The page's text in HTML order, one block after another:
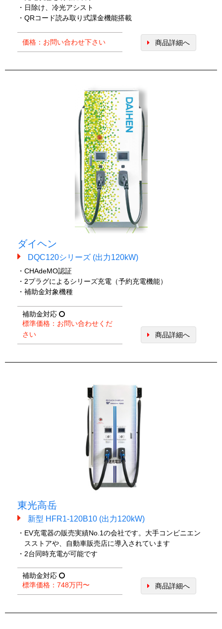
・日除け、冷光アシスト
・QRコード読み取り式課金機能搭載
価格：お問い合わせ下さい 商品詳細へ
ダイヘン
DQC120シリーズ (出力120kW)
・CHAdeMO認証
・2プラグによるシリーズ充電（予約充電機能）
・補助金対象機種
補助金対応
標準価格：お問い合わせくだ
さい
商品詳細へ
東光高岳
新型 HFR1-120B10 (出力120kW)
・EV充電器の販売実績No.1の会社です。大手コンビニエン
スストアや、自動車販売店に導入されています
・2台同時充電が可能です
補助金対応
標準価格：748万円〜
商品詳細へ